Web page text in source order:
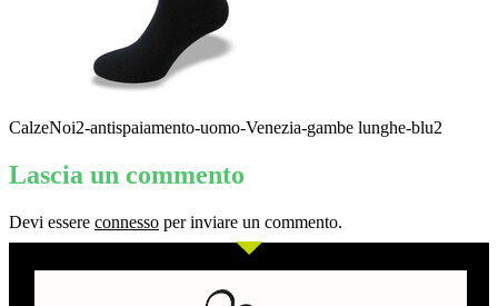
CalzeNoi2-antispaiamento-uomo-Venezia-gambe lunghe-blu2
Lascia un commento
Devi essere connesso per inviare un commento.